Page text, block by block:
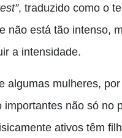
, traduzido como o
não está tão intenso,
a intensidade.
algumas mulheres,
não só no
ativos têm